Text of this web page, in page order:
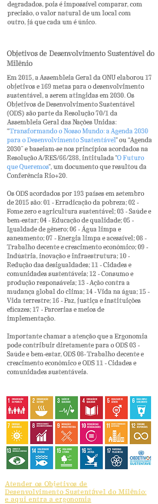
degradados, pois é impossível comparar, com
precisão, o valor natural de um local com
outro, já que cada um é único.
Objetivos de Desenvolvimento Sustentável do
Milênio
Em 2015, a Assembleia Geral da ONU elaborou 17
objetivos e 169 metas para o desenvolvimento
sustentável, a serem atingidas em 2030. Os
Objetivos de Desenvolvimento Sustentável
(ODS) são parte daResolução 70/1 da
Assembleia Geral das Nações Unidas:
“Transformando o Nosso Mundo: a Agenda 2030
para o Desenvolvimento Sustentável" ou “Agenda
2030” e baseiam-se nos princípios acordados na
Resolução A/RES/66/288, intitulada "O Futuro
que Queremos",um documento que resultou da
Conferência Rio+20.
Os ODS acordados por 193 países em setembro
de 2015 são: 01 - Erradicação da pobreza; 02 -
Fome zero e agricultura sustentável; 03 - Saúde e
bem-estar; 04 - Educação de qualidade; 05 -
Igualdade de gênero; 06 - Água limpa e
saneamento; 07 - Energia limpa e acessível; 08 -
Trabalho decente e crescimento econômico; 09 -
Indústria, inovação e infraestrutura; 10 -
Redução das desigualdades; 11 - Cidades e
comunidades sustentáveis; 12 - Consumo e
produção responsáveis; 13 - Ação contra a
mudança global do clima; 14 - Vida na água; 15 -
Vida terrestre; 16 - Paz, justiça e instituições
eficazes; 17 - Parcerias e meios de
implementação.
Importante chamar a atenção que a Ergonomia
pode contribuir diretamente para o ODS 03 -
Saúde e bem-estar, ODS 08- Trabalho decente e
crescimento econômico e ODS 11 - Cidades e
comunidades sustentáveis.
Atender os Objetivos de
Desenvolvimento Sustentável do Milênio:
e aqui entra a ergonomia